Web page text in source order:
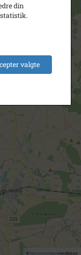
© OpenStreetMapcontributors.
din
valgte